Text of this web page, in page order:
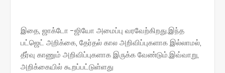
இதை, ஜாக்டோ -ஜியோ அமைப்பு வரவேற்கிறது.இந்த
பட்ஜெட் அறிக்கை, தேர்தல் கால அறிவிப்புகளாக இல்லாமல்,
தீர்வு காணும் அறிவிப்புகளாக இருக்க வேண்டும்.இவ்வாறு,
அறிக்கையில் கூறப்பட்டுள்ளது